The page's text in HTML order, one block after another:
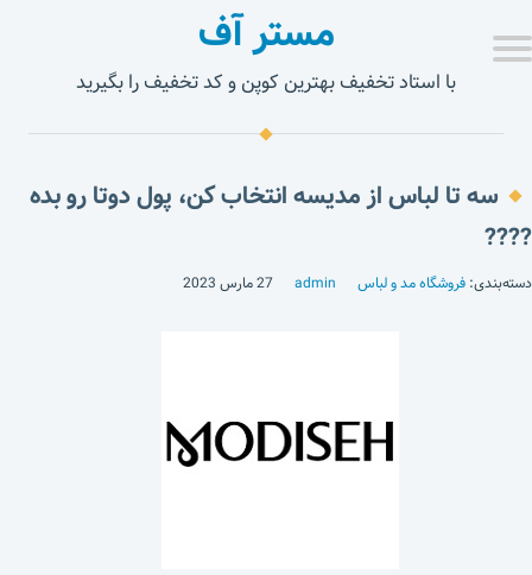
مستر آف
با استاد تخفیف بهترین کوپن و کد تخفیف را بگیرید
سه تا لباس از مدیسه انتخاب کن، پول دوتا رو بده
????
دسته‌بندی: فروشگاه مد و لباس admin 27 مارس 2023